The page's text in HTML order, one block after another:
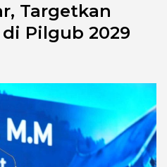
Targetkan
Pilgub 2029